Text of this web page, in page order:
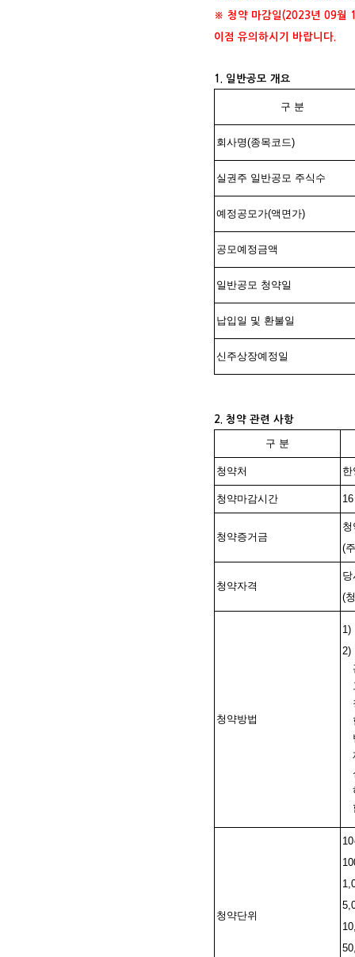
※ 청약 마감일(2023년 09월
이점 유의하시기 바랍니다.
1. 일반공모 개요
구 분
회사명(종목코드)
실권주 일반공모 주식수
예정공모가(액면가)
공모예정금액
일반공모 청약일
납입일 및 환불일
신주상장예정일
2. 청약 관련 사항
구 분
청약처
청약마감시간
청약증거금
(
청약자격
(
청약방법
1)
2)
청약단위